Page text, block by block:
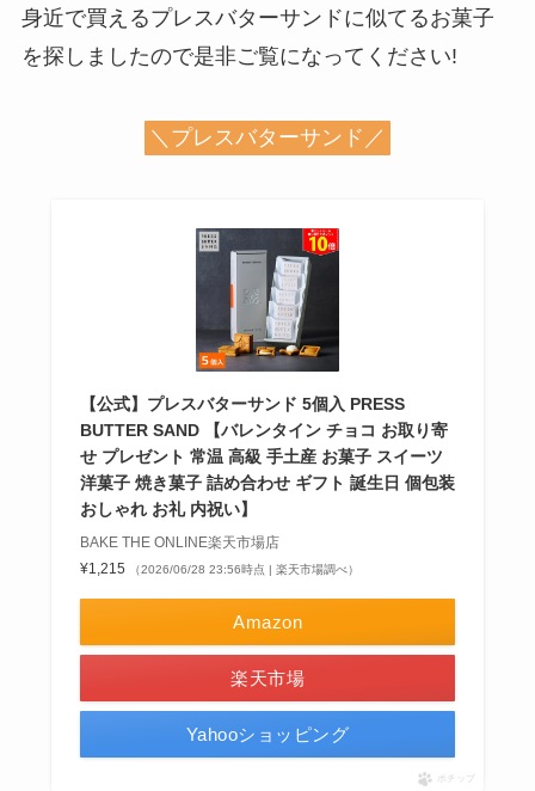
身近で買えるプレスバターサンドに似てるお菓子
を探しましたので是非ご覧になってください!
＼プレスバターサンド／
【公式】プレスバターサンド 5個入 PRESS
BUTTER SAND 【バレンタイン チョコ お取り寄
せ プレゼント 常温 高級 手土産 お菓子 スイーツ
洋菓子 焼き菓子 詰め合わせ ギフト 誕生日 個包装
おしゃれ お礼 内祝い】
BAKE THE ONLINE楽天市場店
¥1,215
（2026/06/28 23:56時点 | 楽天市場調べ）
Amazon
楽天市場
Yahooショッピング
ポチップ